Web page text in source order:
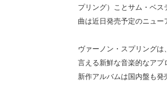
プリング）ことサム・ベス
曲は近日発売予定のニュー
ヴァーノン・スプリング
言える新鮮な音楽的なアプ
新作アルバムは国内盤も発